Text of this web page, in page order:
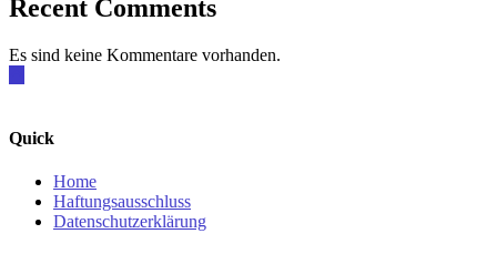
Recent Comments
Es sind keine Kommentare vorhanden.
Quick
Home
Haftungsausschluss
Datenschutzerklärung